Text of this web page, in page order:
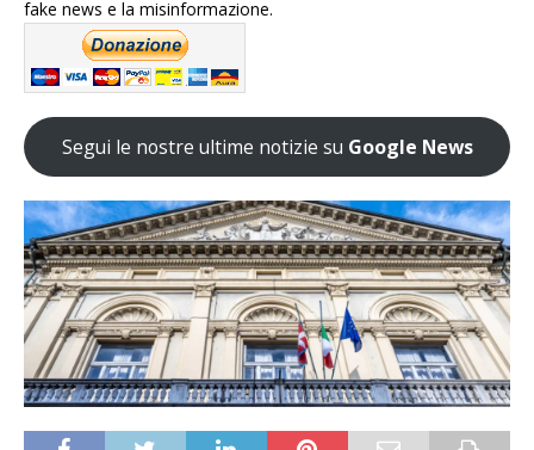
fake news e la misinformazione.
Segui le nostre ultime notizie su Google News